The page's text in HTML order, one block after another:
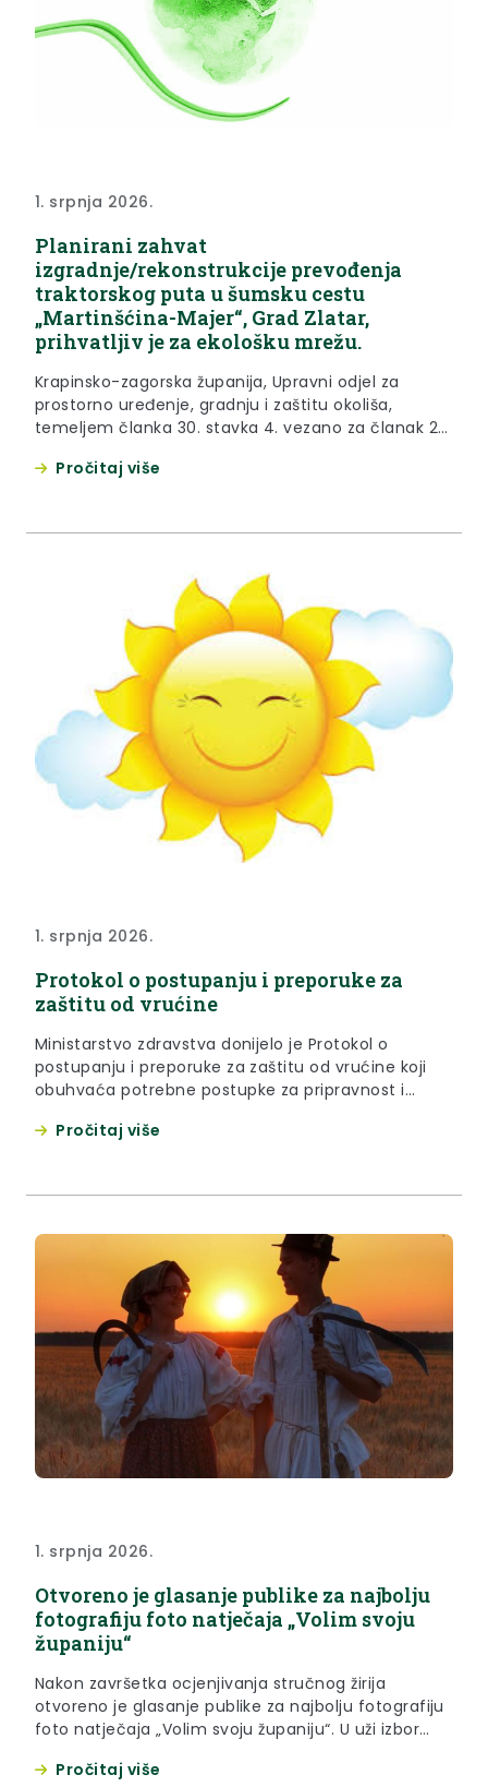
1. srpnja 2026.
Planirani zahvat
izgradnje/rekonstrukcije prevođenja
traktorskog puta u šumsku cestu
„Martinšćina-Majer“, Grad Zlatar,
prihvatljiv je za ekološku mrežu.
Krapinsko-zagorska županija, Upravni odjel za
prostorno uređenje, gradnju i zaštitu okoliša,
temeljem članka 30. stavka 4. vezano za članak 29.
broj 80/13, 15/18, 14/19, 127/19 i 155/23), rješavajući
Pročitaj više
1. srpnja 2026.
Protokol o postupanju i preporuke za
zaštitu od vrućine
Ministarstvo zdravstva donijelo je Protokol o
postupanju i preporuke za zaštitu od vrućine koji
obuhvaća potrebne postupke za pripravnost i
opasnosti od toplinskog vala, a koji je dostupan na
Pročitaj više
1. srpnja 2026.
Otvoreno je glasanje publike za najbolju
fotografiju foto natječaja „Volim svoju
županiju“
Nakon završetka ocjenjivanja stručnog žirija
otvoreno je glasanje publike za najbolju fotografiju
foto natječaja „Volim svoju županiju“. U uži izbor
natječaj – po jedna iz svake županije i Grada
Pročitaj više